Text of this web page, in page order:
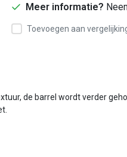
Meer informatie?
Toevoegen aan
de barrel wordt verder